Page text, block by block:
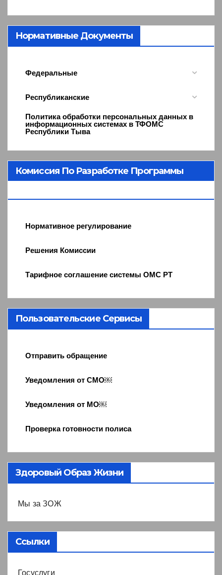
Нормативные Документы
Федеральные
Республиканские
Политика обработки персональных данных в
информационных системах в ТФОМС
Республики Тыва
Комиссия По Разработке Программы
Нормативное регулирование
Решения Комиссии
Тарифное соглашение системы ОМС РТ
Пользовательские Сервисы
Отправить обращение
Уведомления от СМО￼
Уведомления от МО￼
Проверка готовности полиса
Здоровый Образ Жизни
Мы за ЗОЖ
Ссылки
Госуслуги